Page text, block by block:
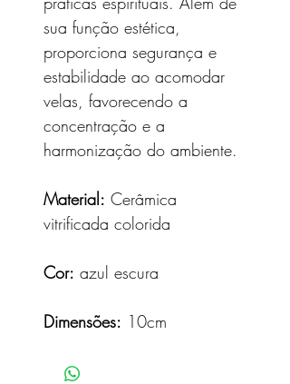
sua função estética,
proporciona segurança e
estabilidade ao acomodar
velas, favorecendo a
concentração e a
harmonização do ambiente.
Material: Cerâmica
vitrificada colorida
Cor: azul escura
Dimensões: 10cm